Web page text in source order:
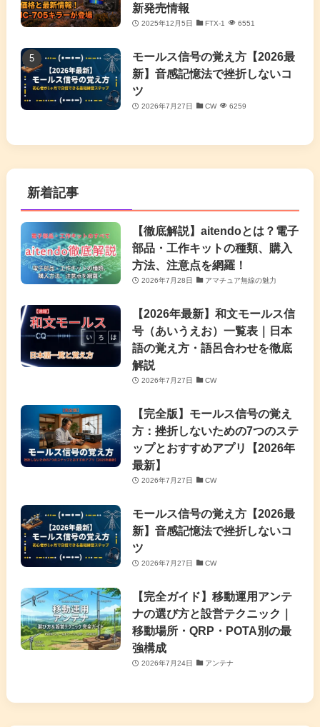
新発売情報
2025年12月5日 FTX-1 6551
モールス信号の覚え方【2026最
新】音感記憶法で挫折しないコ
ツ
2026年7月27日 CW 6259
新着記事
【徹底解説】aitendoとは？電子
部品・工作キットの種類、購入
方法、注意点を網羅！
2026年7月28日 アマチュア無線の魅力
【2026年最新】和文モールス信
号（あいうえお）一覧表｜日本
語の覚え方・語呂合わせを徹底
解説
2026年7月27日 CW
【完全版】モールス信号の覚え
方：挫折しないための7つのステ
ップとおすすめアプリ【2026年
最新】
2026年7月27日 CW
モールス信号の覚え方【2026最
新】音感記憶法で挫折しないコ
ツ
2026年7月27日 CW
【完全ガイド】移動運用アンテ
ナの選び方と設営テクニック｜
移動場所・QRP・POTA別の最
強構成
2026年7月24日 アンテナ